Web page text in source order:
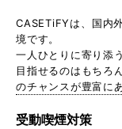
CASETiFYは、国内
境です。
一人ひとりに寄り添
目指せるのはもちろ
のチャンスが豊富に
受動喫煙対策